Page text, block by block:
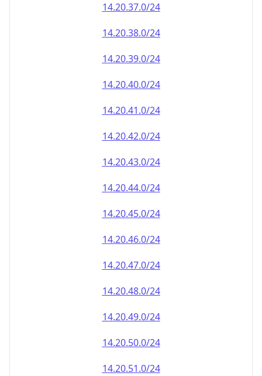
14.20.37.0/24
14.20.38.0/24
14.20.39.0/24
14.20.40.0/24
14.20.41.0/24
14.20.42.0/24
14.20.43.0/24
14.20.44.0/24
14.20.45.0/24
14.20.46.0/24
14.20.47.0/24
14.20.48.0/24
14.20.49.0/24
14.20.50.0/24
14.20.51.0/24